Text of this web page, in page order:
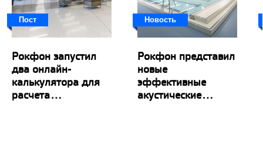
Пост
Рокфон запустил
два онлайн-
калькулятора для
расчета...
Новость
Рокфон представил
новые
эффективные
акустические...